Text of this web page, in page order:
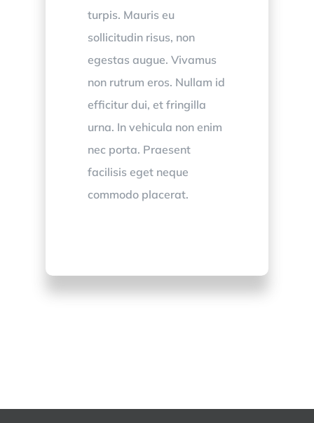
turpis. Mauris eu
sollicitudin risus, non
egestas augue. Vivamus
non rutrum eros. Nullam id
efficitur dui, et fringilla
urna. In vehicula non enim
nec porta. Praesent
facilisis eget neque
commodo placerat.